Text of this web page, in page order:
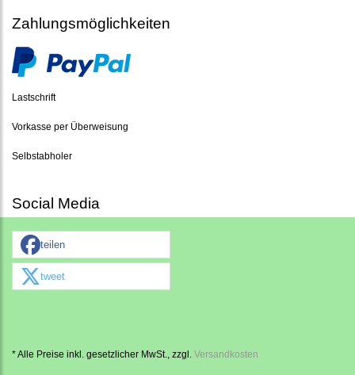
Zahlungsmöglichkeiten
Lastschrift
Vorkasse per Überweisung
Selbstabholer
Social Media
teilen
tweet
* Alle Preise inkl. gesetzlicher MwSt., zzgl. Versandkosten